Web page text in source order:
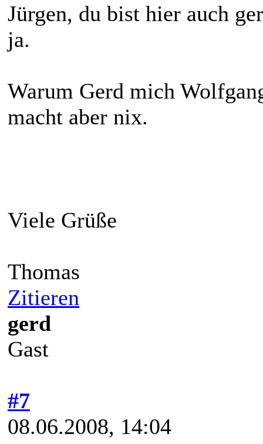
Jürgen, du bist hier auch
ja.
Warum Gerd mich
macht aber nix.
Viele Grüße
Thomas
Zitieren
gerd
Gast
#7
08.06.2008, 14:04